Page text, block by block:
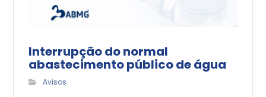
Interrupção do normal
abastecimento público de água
Avisos